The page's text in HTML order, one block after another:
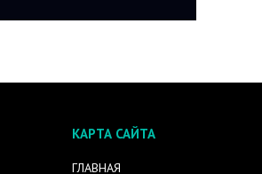
КАРТА САЙТА
ГЛАВНАЯ